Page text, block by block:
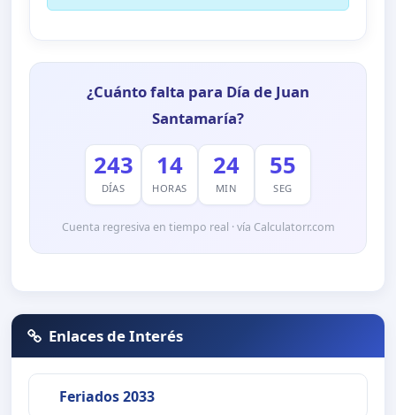
¿Cuánto falta para Día de Juan
Santamaría?
243
DÍAS
14
HORAS
24
MIN
55
SEG
Cuenta regresiva en tiempo real · vía Calculatorr.com
Enlaces de Interés
Feriados 2033